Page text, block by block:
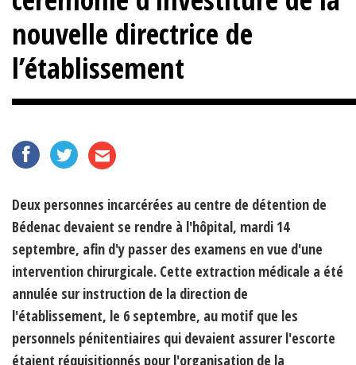
nouvelle directrice de
l’établissement
Deux personnes incarcérées au centre de détention de
Bédenac devaient se rendre à l'hôpital, mardi 14
septembre, afin d'y passer des examens en vue d'une
intervention chirurgicale. Cette extraction médicale a été
annulée sur instruction de la direction de
l'établissement, le 6 septembre, au motif que les
personnels pénitentiaires qui devaient assurer l'escorte
étaient réquisitionnés pour l'organisation de la